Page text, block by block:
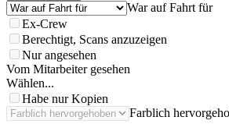
War auf Fahrt für
Ex-Crew
Berechtigt, Scans anzuzeigen
Nur angesehen
Vom Mitarbeiter gesehen
Wählen...
Habe nur Kopien
Farblich